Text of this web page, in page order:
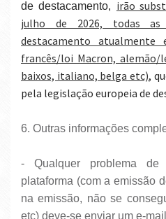
de destacamento, irão
julho de 2026, todas as
destacamento atualmente
francês/loi Macron, alemão/
baixos, italiano, belga etc),
pela legislação europeia de
6. Outras informações
-
Qualquer problema
plataforma (com a emissão
na emissão, não se
etc) deve-se enviar um e-